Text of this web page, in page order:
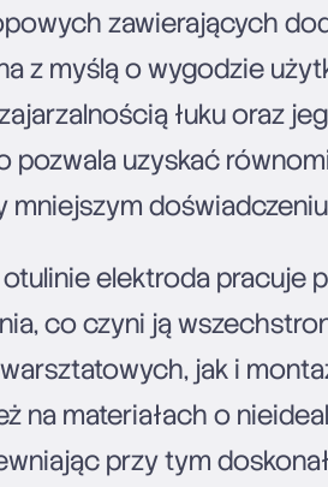
zawierających
z myślą o wygodzie
łuku oraz
pozwala uzyskać
mniejszym
elektroda pracuje
co czyni ją
jak i
na materiałach o
przy tym